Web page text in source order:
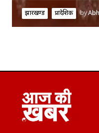
झारखण्ड प्रादेशिक by